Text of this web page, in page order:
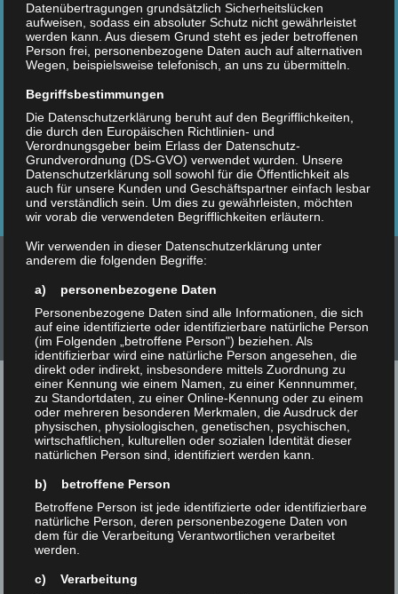
ETZT TRIATHLON FESTIVAL GÖRLITZ!
AUSSCHREIBUNG
ANMELDUNG
Datenübertragungen grundsätzlich Sicherheitslücken
aufweisen, sodass ein absoluter Schutz nicht gewährleistet
werden kann. Aus diesem Grund steht es jeder betroffenen
Person frei, personenbezogene Daten auch auf alternativen
Wegen, beispielsweise telefonisch, an uns zu übermitteln.
Begriffsbestimmungen
Die Datenschutzerklärung beruht auf den Begrifflichkeiten,
die durch den Europäischen Richtlinien- und
Verordnungsgeber beim Erlass der Datenschutz-
Grundverordnung (DS-GVO) verwendet wurden. Unsere
Datenschutzerklärung soll sowohl für die Öffentlichkeit als
auch für unsere Kunden und Geschäftspartner einfach lesbar
und verständlich sein. Um dies zu gewährleisten, möchten
wir vorab die verwendeten Begrifflichkeiten erläutern.
Wir verwenden in dieser Datenschutzerklärung unter
anderem die folgenden Begriffe:
a) personenbezogene Daten
Personenbezogene Daten sind alle Informationen, die sich
auf eine identifizierte oder identifizierbare natürliche Person
(im Folgenden „betroffene Person") beziehen. Als
identifizierbar wird eine natürliche Person angesehen, die
direkt oder indirekt, insbesondere mittels Zuordnung zu
einer Kennung wie einem Namen, zu einer Kennnummer,
zu Standortdaten, zu einer Online-Kennung oder zu einem
oder mehreren besonderen Merkmalen, die Ausdruck der
physischen, physiologischen, genetischen, psychischen,
wirtschaftlichen, kulturellen oder sozialen Identität dieser
natürlichen Person sind, identifiziert werden kann.
b) betroffene Person
Betroffene Person ist jede identifizierte oder identifizierbare
natürliche Person, deren personenbezogene Daten von
dem für die Verarbeitung Verantwortlichen verarbeitet
werden.
c) Verarbeitung